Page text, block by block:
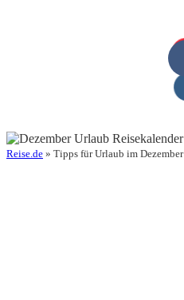
Reise.de » Tipps für Urlaub im Dezember